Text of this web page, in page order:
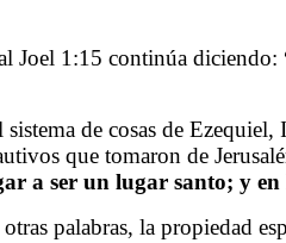
Joel 1:15 continúa diciendo:
de cosas de Ezequiel,
que tomaron de
a ser un lugar santo; y
palabras, la propiedad